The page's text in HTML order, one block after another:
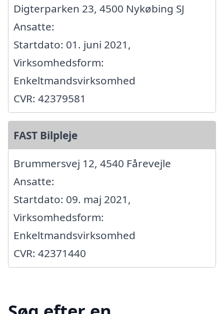
Digterparken 23, 4500 Nykøbing SJ
Ansatte:
Startdato: 01. juni 2021,
Virksomhedsform:
Enkeltmandsvirksomhed
CVR: 42379581
FAST Bilpleje
Brummersvej 12, 4540 Fårevejle
Ansatte:
Startdato: 09. maj 2021,
Virksomhedsform:
Enkeltmandsvirksomhed
CVR: 42371440